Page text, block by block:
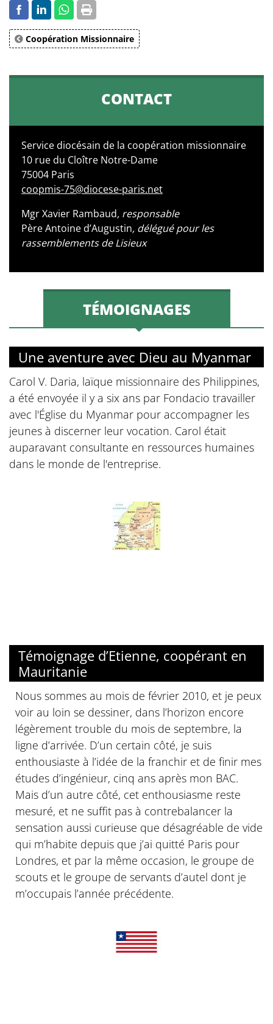
Coopération Missionnaire
CONTACT
Service diocésain de la coopération missionnaire
10 rue du Cloître Notre-Dame
75004 Paris
coopmis-75@diocese-paris.net
Mgr Xavier Rambaud, responsable
Père Antoine d’Augustin, délégué pour les
rassemblements de Lisieux
TÉMOIGNAGES
Une aventure avec Dieu au Myanmar
Carol V. Daria, laïque missionnaire des Philippines,
a été envoyée il y a six ans par Fondacio travailler
avec l'Église du Myanmar pour accompagner les
jeunes à discerner leur vocation. Carol était
auparavant consultante en ressources humaines
dans le monde de l'entreprise.
Témoignage d’Etienne, coopérant en
Mauritanie
Nous sommes au mois de février 2010, et je peux
voir au loin se dessiner, dans l’horizon encore
légèrement trouble du mois de septembre, la
ligne d’arrivée. D’un certain côté, je suis
enthousiaste à l’idée de la franchir et de finir mes
études d’ingénieur, cinq ans après mon BAC.
Mais d’un autre côté, cet enthousiasme reste
mesuré, et ne suffit pas à contrebalancer la
sensation aussi curieuse que désagréable de vide
qui m’habite depuis que j’ai quitté Paris pour
Londres, et par la même occasion, le groupe de
scouts et le groupe de servants d’autel dont je
m’occupais l’année précédente.